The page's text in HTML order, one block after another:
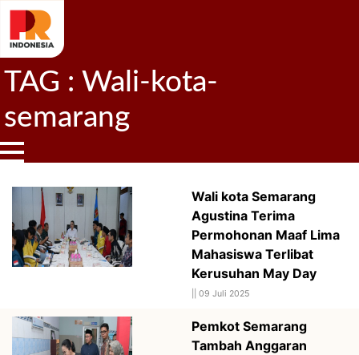
TAG : Wali-kota-
semarang
Wali kota Semarang
Agustina Terima
Permohonan Maaf Lima
Mahasiswa Terlibat
Kerusuhan May Day
09 Juli 2025
Pemkot Semarang
Tambah Anggaran